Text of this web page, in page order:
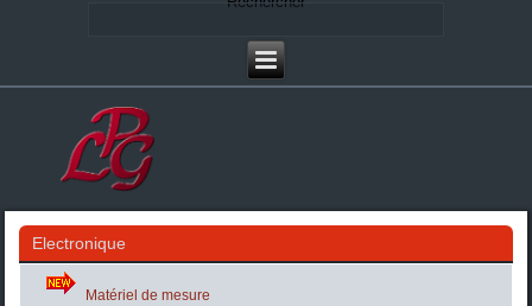
Electronique
Matériel de mesure